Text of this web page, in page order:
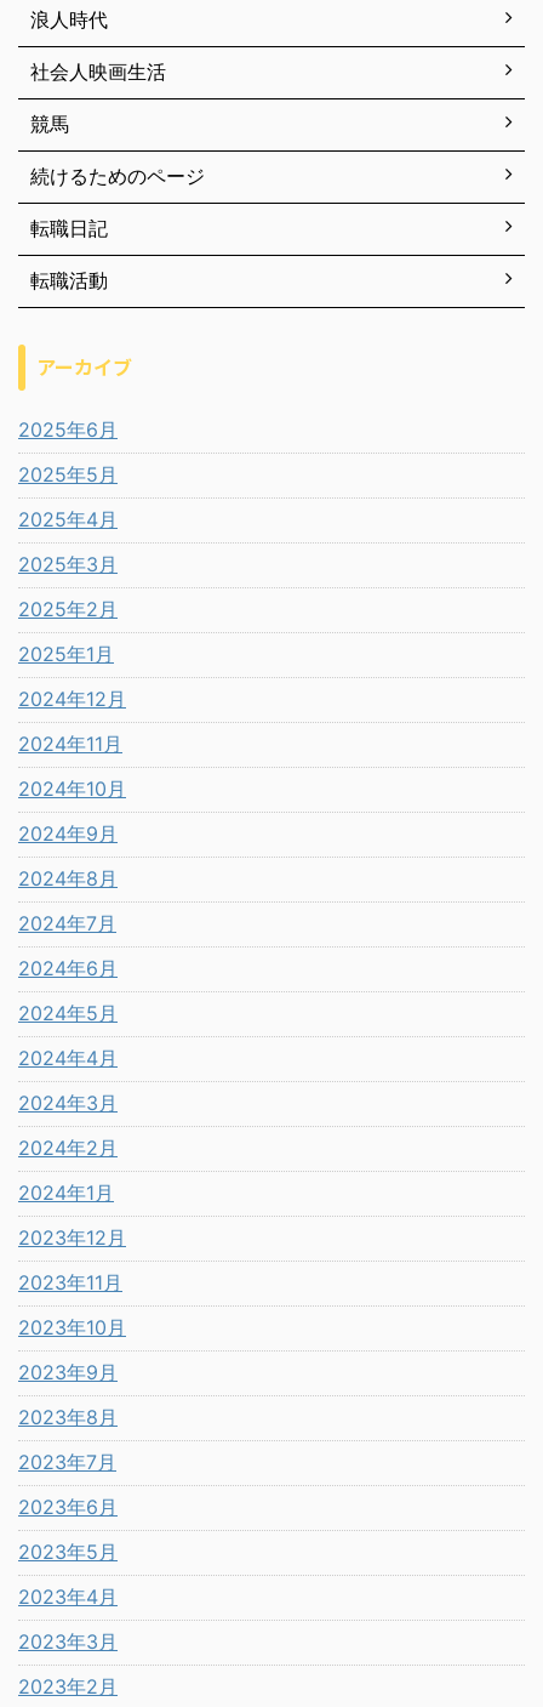
浪人時代
社会人映画生活
競馬
続けるためのページ
転職日記
転職活動
アーカイブ
2025年6月
2025年5月
2025年4月
2025年3月
2025年2月
2025年1月
2024年12月
2024年11月
2024年10月
2024年9月
2024年8月
2024年7月
2024年6月
2024年5月
2024年4月
2024年3月
2024年2月
2024年1月
2023年12月
2023年11月
2023年10月
2023年9月
2023年8月
2023年7月
2023年6月
2023年5月
2023年4月
2023年3月
2023年2月